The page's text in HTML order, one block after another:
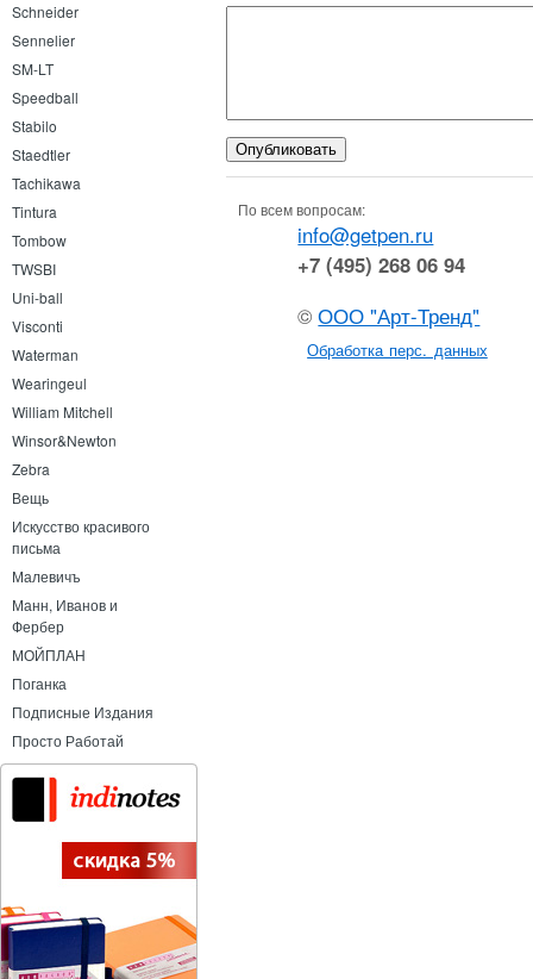
Schneider
Sennelier
SM-LT
Speedball
Stabilo
Staedtler
Tachikawa
Tintura
Tombow
TWSBI
Uni-ball
Visconti
Waterman
Wearingeul
William Mitchell
Winsor&Newton
Zebra
Вещь
Искусство красивого
письма
Малевичъ
Манн, Иванов и
Фербер
МОЙПЛАН
Поганка
Подписные Издания
Просто Работай
По всем вопросам:
info@getpen.ru
+7 (495) 268 06 94
©ООО "Арт-Тренд"
Обработка перс. данных